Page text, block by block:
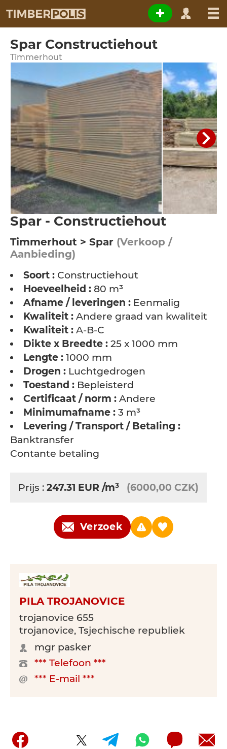
Spar Constructiehout
Timmerhout
Spar - Constructiehout
Timmerhout > Spar (Verkoop /
Aanbieding)
Soort : Constructiehout
Hoeveelheid : 80 m³
Afname / leveringen : Eenmalig
Kwaliteit : Andere graad van kwaliteit
Kwaliteit : A-B-C
Dikte x Breedte : 25 x 1000 mm
Lengte : 1000 mm
Drogen : Luchtgedrogen
Toestand : Bepleisterd
Certificaat / norm : Andere
Minimumafname : 3 m³
Levering / Transport / Betaling :
Banktransfer
Contante betaling
Prijs : 247.31 EUR /m³ (6000,00 CZK)
Verzoek
PILA TROJANOVICE
trojanovice 655
trojanovice, Tsjechische republiek
mgr pasker
*** Telefoon ***
*** E-mail ***